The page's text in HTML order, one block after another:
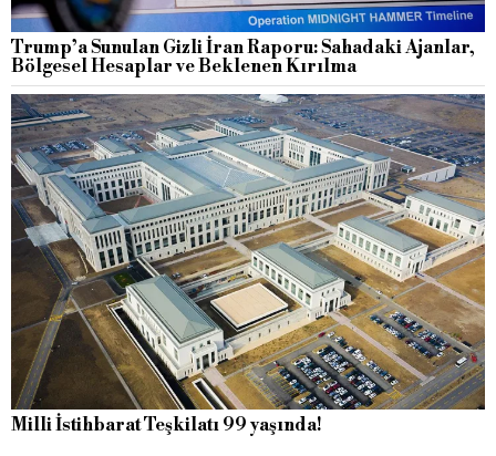
Trump’a Sunulan Gizli İran Raporu: Sahadaki Ajanlar,
Bölgesel Hesaplar ve Beklenen Kırılma
Milli İstihbarat Teşkilatı 99 yaşında!